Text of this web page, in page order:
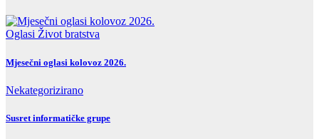
Oglasi Život bratstva
Mjesečni oglasi kolovoz 2026.
Nekategorizirano
Susret informatičke grupe